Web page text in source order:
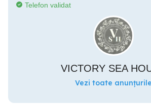
Telefon validat
VICTORY SEA
Vezi toate anunțurile